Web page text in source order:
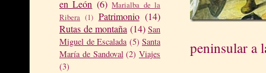
en León (6) Marialba de la
Ribera (1) Patrimonio (14)
Rutas de montaña (14) San
Miguel de Escalada (5) Santa
María de Sandoval (2) Viajes
(3)
peninsular a